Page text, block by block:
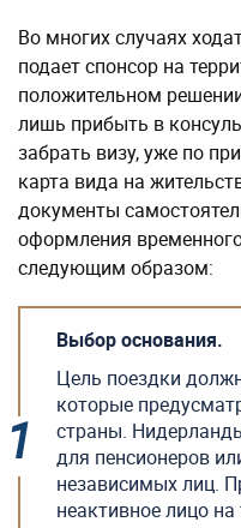
Во многих случаях
подает спонсор на
положительном
лишь прибыть в
забрать визу, уже по
карта вида на
документы
оформления
следующим образом:
Выбор основания.
Цель поездки
которые
страны.
для пенсионеров
независимых лиц.
неактивное лицо